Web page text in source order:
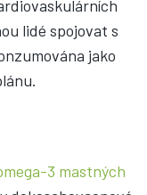
lidé spojovat s
jako
3 mastných